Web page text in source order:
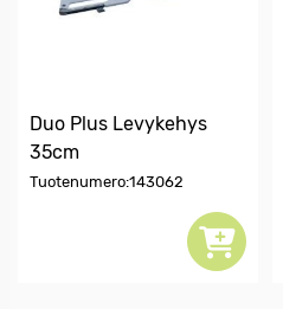
Duo Plus Levykehys
35cm
Tuotenumero:143062